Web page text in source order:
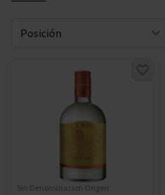
Ordenar por
Sin Denominacion Origen